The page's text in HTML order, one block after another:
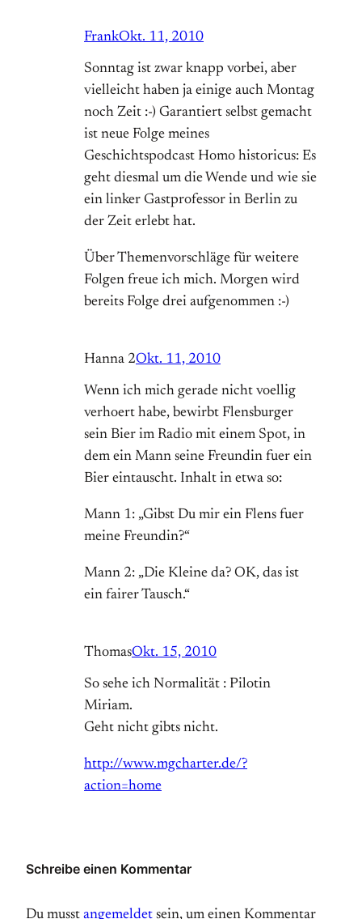
FrankOkt. 11, 2010
Sonntag ist zwar knapp vorbei, aber
vielleicht haben ja einige auch Montag
noch Zeit :-) Garantiert selbst gemacht
ist neue Folge meines
Geschichtspodcast Homo historicus: Es
geht diesmal um die Wende und wie sie
ein linker Gastprofessor in Berlin zu
der Zeit erlebt hat.
Über Themenvorschläge für weitere
Folgen freue ich mich. Morgen wird
bereits Folge drei aufgenommen :-)
Hanna 2Okt. 11, 2010
Wenn ich mich gerade nicht voellig
verhoert habe, bewirbt Flensburger
sein Bier im Radio mit einem Spot, in
dem ein Mann seine Freundin fuer ein
Bier eintauscht. Inhalt in etwa so:
Mann 1: „Gibst Du mir ein Flens fuer
meine Freundin?“
Mann 2: „Die Kleine da? OK, das ist
ein fairer Tausch.“
ThomasOkt. 15, 2010
So sehe ich Normalität : Pilotin
Miriam.
Geht nicht gibts nicht.
http://www.mgcharter.de/?
action=home
Schreibe einen Kommentar
Du musst angemeldet sein, um einen Kommentar